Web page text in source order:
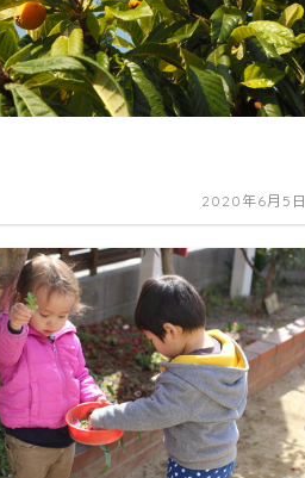
2020年6月5日